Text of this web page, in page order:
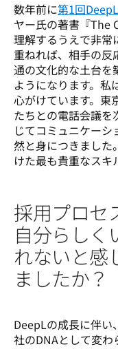
数年前に第1回
ヤー氏の著書『The
理解するうえで非常
重ねれば、相手の
通の文化的な土台を
ようになります。私
心がけています。東
たちとの電話会議を
じてコミュニケー
然と身につきました
けた最も貴重なスキ
採用プロセ
自分らしく
れないと感
ましたか？
DeepLの成長に伴い
社のDNAとして変